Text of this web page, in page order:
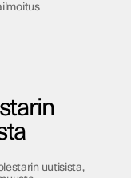
uutisista,